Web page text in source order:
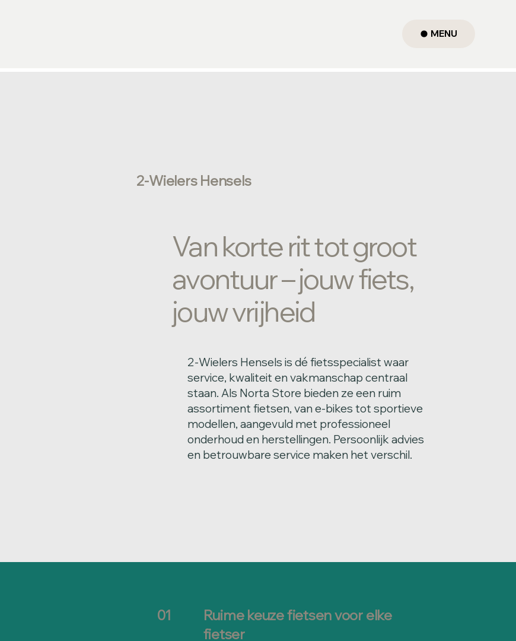
MENU
2-Wielers Hensels
Van korte rit tot groot
avontuur – jouw fiets,
jouw vrijheid
2-Wielers Hensels is dé fietsspecialist waar
service, kwaliteit en vakmanschap centraal
staan. Als Norta Store bieden ze een ruim
assortiment fietsen, van e-bikes tot sportieve
modellen, aangevuld met professioneel
onderhoud en herstellingen. Persoonlijk advies
en betrouwbare service maken het verschil.
01
Ruime keuze fietsen voor elke
fietser